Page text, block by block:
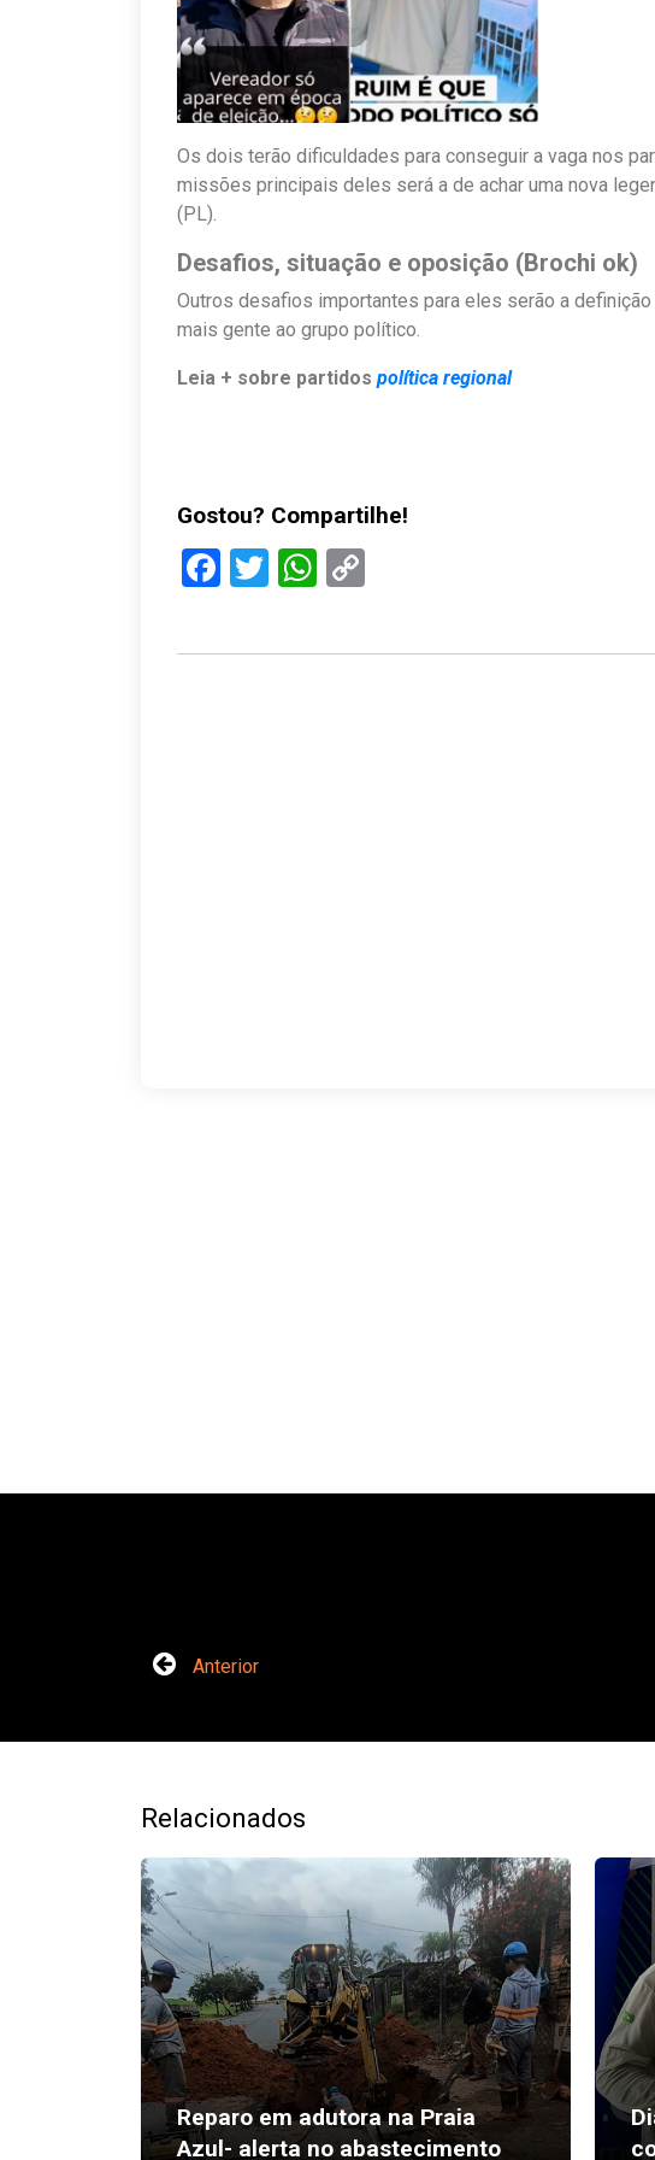
Os dois terão dificuldades para conseguir a vaga nos
missões principais deles será a de achar uma nova
(PL).
Desafios, situação e oposição (Brochi ok)
Outros desafios importantes para eles serão a
mais gente ao grupo político.
Leia + sobre partidos política regional
Gostou? Compartilhe!
Facebook
TwitterWhatsApp
Anterior
Relacionados
Reparo em adutora na Praia
Azul- alerta no abastecimento